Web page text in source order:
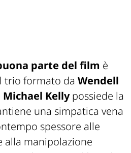
parte del film è
trio formato da Wendell
Michael Kellypossiede la
una simpatica vena
spessore alle
alla manipolazione